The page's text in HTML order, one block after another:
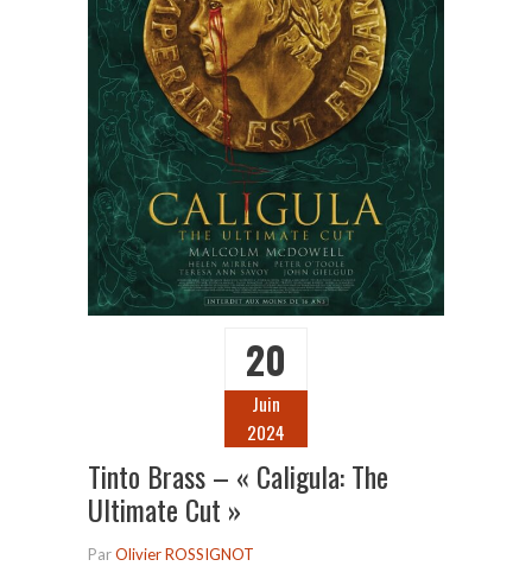
20
Juin
2024
Tinto Brass – « Caligula: The
Ultimate Cut »
ParOlivier ROSSIGNOT